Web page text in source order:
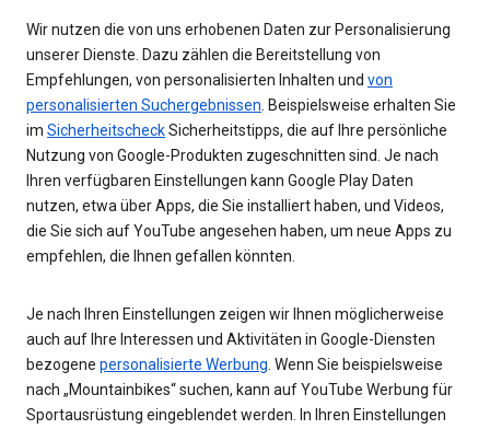
Wir nutzen die von uns erhobenen Daten zur Personalisierung
unserer Dienste. Dazu zählen die Bereitstellung von
Empfehlungen, von personalisierten Inhalten und von
personalisierten Suchergebnissen . Beispielsweise erhalten Sie
im SicherheitscheckSicherheitstipps, die auf Ihre persönliche
Nutzung von Google-Produkten zugeschnitten sind. Je nach
Ihren verfügbaren Einstellungen kann Google Play Daten
nutzen, etwa über Apps, die Sie installiert haben, und Videos,
die Sie sich auf YouTube angesehen haben, um neue Apps zu
empfehlen, die Ihnen gefallen könnten.
Je nach Ihren Einstellungen zeigen wir Ihnen möglicherweise
auch auf Ihre Interessen und Aktivitäten in Google-Diensten
bezogene personalisierte Werbung . Wenn Sie beispielsweise
nach „Mountainbikes“ suchen, kann auf YouTube Werbung für
Sportausrüstung eingeblendet werden. In Ihren Einstellungen